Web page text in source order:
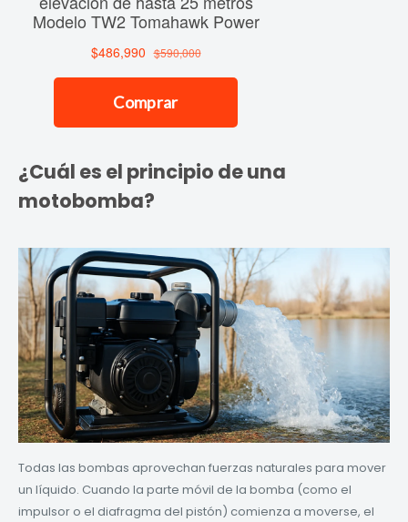
¿Cuál es el principio de una
motobomba?
Todas las bombas aprovechan fuerzas naturales para mover
un líquido. Cuando la parte móvil de la bomba (como el
impulsor o el diafragma del pistón) comienza a moverse, el